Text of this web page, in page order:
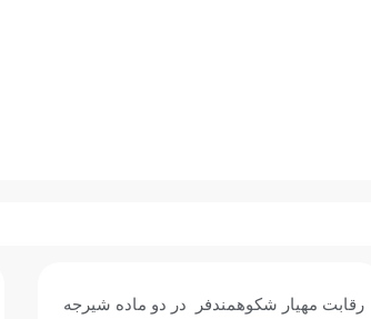
رقابت مهیار شکوهمندفر در دو ماده شیرجه